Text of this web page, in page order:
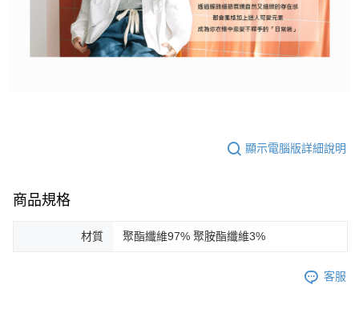
顯示電腦版詳細說明
商品規格
材質 聚酯纖維97% 聚胺酯纖維3%
客服